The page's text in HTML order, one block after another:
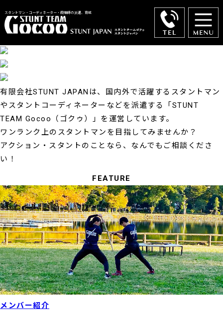
スタントマン・コーディネーター・殺陣師の派遣、育成
有限会社STUNT JAPANは、国内外で活躍するスタントマン
やスタントコーディネーターなどを派遣する
「STUNT
TEAM Gocoo（ゴクゥ）」を運営しています。
ワンランク上のスタントマンを目指してみませんか？
アクション・スタントのことなら、なんでもご相談くださ
い！
FEATURE
メンバー紹介